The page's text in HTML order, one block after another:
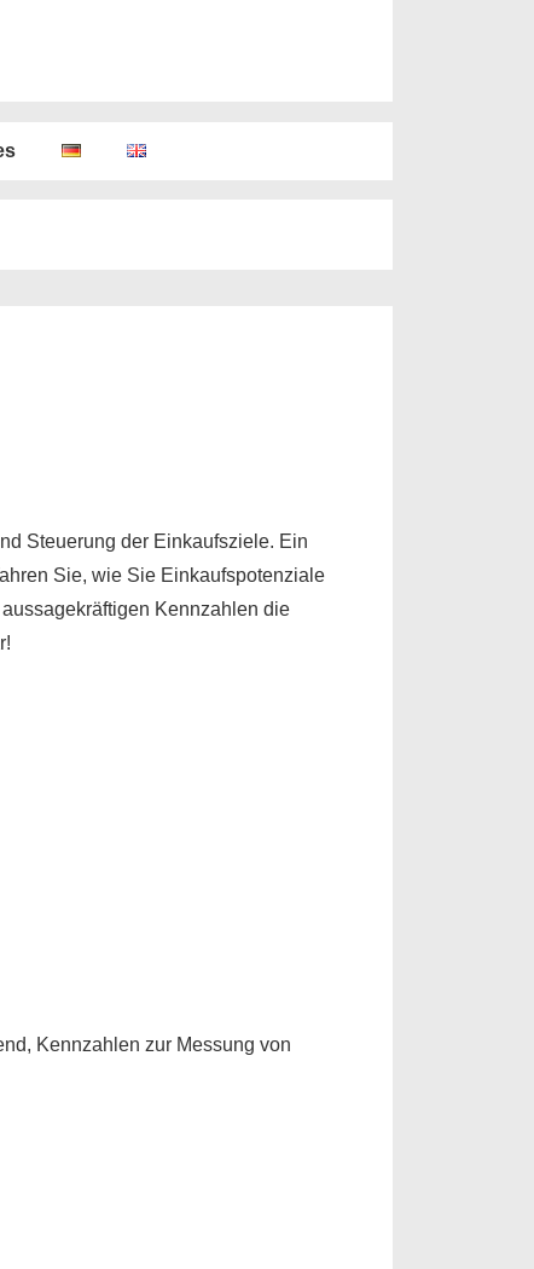
Steuerung der Einkaufsziele. Ein
Sie, wie Sie Einkaufspotenziale
Kennzahlen die
Kennzahlen zur Messung von